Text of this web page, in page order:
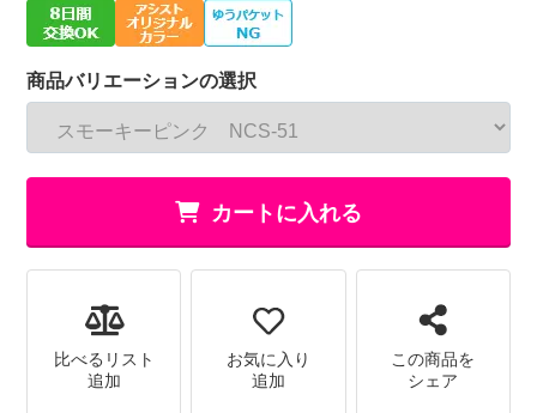
商品バリエーションの選択
カートに入れる
比べるリスト
追加
お気に入り
追加
この商品を
シェア